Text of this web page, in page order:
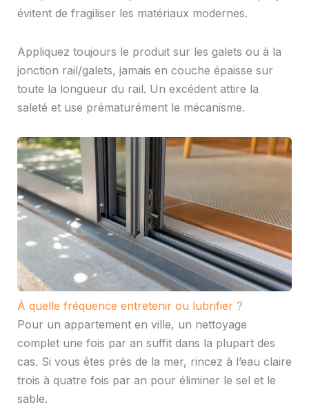
évitent de fragiliser les matériaux modernes.
Appliquez toujours le produit sur les galets ou à la
jonction rail/galets, jamais en couche épaisse sur
toute la longueur du rail. Un excédent attire la
saleté et use prématurément le mécanisme.
À quelle fréquence entretenir ou lubrifier ?
Pour un appartement en ville, un nettoyage
complet une fois par an suffit dans la plupart des
cas. Si vous êtes près de la mer, rincez à l’eau claire
trois à quatre fois par an pour éliminer le sel et le
sable.